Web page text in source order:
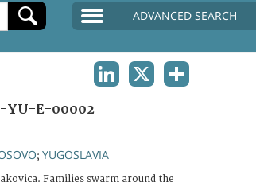
ADVANCED SEARCH
YU-E-00002
; YUGOSLAVIA
Families swarm around the